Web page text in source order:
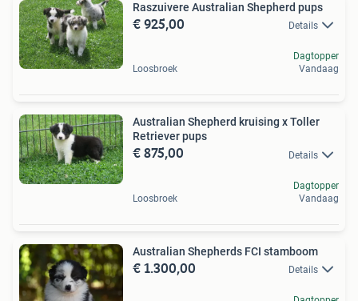
Raszuivere Australian Shepherd pups
€ 925,00 Details
Loosbroek
Dagtopper
Vandaag
Australian Shepherd kruising x Toller
Retriever pups
€ 875,00 Details
Loosbroek
Dagtopper
Vandaag
Australian Shepherds FCI stamboom
€ 1.300,00 Details